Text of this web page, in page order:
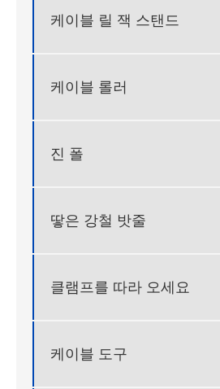
케이블 릴 잭 스탠드
케이블 롤러
진 폴
땋은 강철 밧줄
클램프를 따라 오세요
케이블 도구